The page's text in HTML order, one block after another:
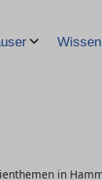
Wissen
in